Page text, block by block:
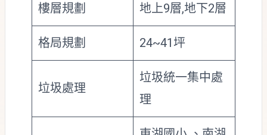
樓層規劃 地上9層,地下2層
格局規劃 24~41坪
垃圾處理
垃圾統一集中處
理